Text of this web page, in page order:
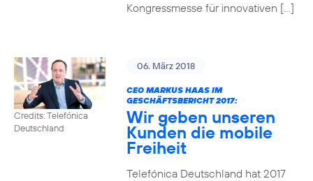
Kongressmesse für innovativen […]
Credits: Telefónica
Deutschland
06. März 2018
CEO MARKUS HAAS IM
GESCHÄFTSBERICHT 2017:
Wir geben unseren
Kunden die mobile
Freiheit
Telefónica Deutschland hat 2017